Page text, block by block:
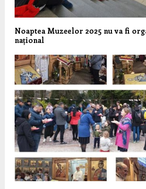
Noaptea Muzeelor 2025 nu va fi
național